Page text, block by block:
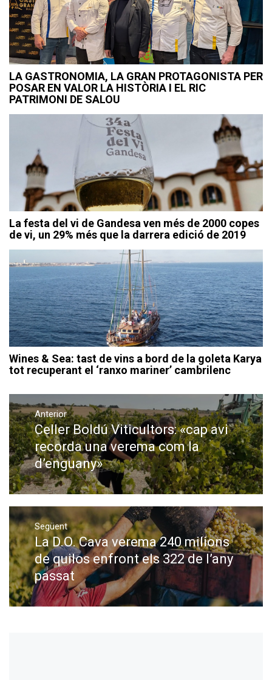
LA GASTRONOMIA, LA GRAN PROTAGONISTA PER
POSAR EN VALOR LA HISTÒRIA I EL RIC
PATRIMONI DE SALOU
La festa del vi de Gandesa ven més de 2000 copes
de vi, un 29% més que la darrera edició de 2019
Wines & Sea: tast de vins a bord de la goleta Karya
tot recuperant el ‘ranxo mariner’ cambrilenc
Navegació
d'entrades
Anterior
Previous
post:
Celler Boldú Viticultors: «cap avi
recorda una verema com la
d’enguany»
Següent
Next
post:
La D.O. Cava verema 240 milions
de quilos enfront els 322 de l’any
passat